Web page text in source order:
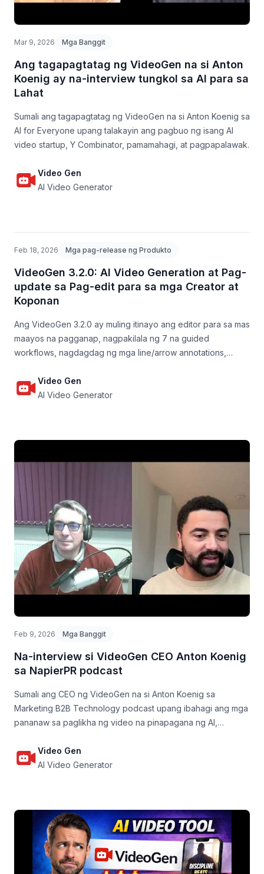
Mar 9, 2026 Mga Banggit
Ang tagapagtatag ng VideoGen na si Anton
Koenig ay na-interview tungkol sa AI para sa
Lahat
Sumali ang tagapagtatag ng VideoGen na si Anton Koenig sa
AI for Everyone upang talakayin ang pagbuo ng isang AI
video startup, Y Combinator, pamamahagi, at pagpapalawak.
Video Gen
AI Video Generator
Feb 18, 2026 Mga pag-release ng Produkto
VideoGen 3.2.0: AI Video Generation at Pag-
update sa Pag-edit para sa mga Creator at
Koponan
Ang VideoGen 3.2.0 ay muling itinayo ang editor para sa mas
maayos na pagganap, nagpakilala ng 7 na guided
workflows, nagdagdag ng mga line/arrow annotations,
ginawang mas maaasahan ang mga voiceovers at
pagbabahagi para sa mga creator at koponan.
Video Gen
AI Video Generator
Feb 9, 2026 Mga Banggit
Na-interview si VideoGen CEO Anton Koenig
sa NapierPR podcast
Sumali ang CEO ng VideoGen na si Anton Koenig sa
Marketing B2B Technology podcast upang ibahagi ang mga
pananaw sa paglikha ng video na pinapagana ng AI,
ng AI sa propesyonal na pag-edit ay tumutulong sa mga
marketer na lumikha ng mataas na kalidad na mga video sa
Video Gen
AI Video Generator